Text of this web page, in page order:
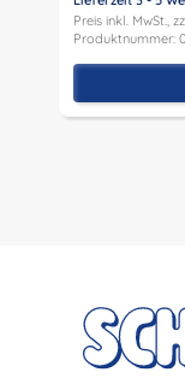
Preis inkl. MwSt.,
Produktnummer: